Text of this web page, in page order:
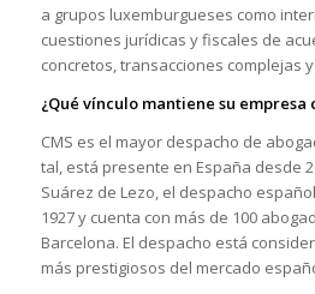
a grupos luxemburgueses como
cuestiones jurídicas y fiscales de
concretos, transacciones complejas
¿Qué vínculo mantiene su empresa
CMS es el mayor despacho de
tal, está presente en España desde
Suárez de Lezo, el despacho
1927 y cuenta con más de 100
Barcelona. El despacho está
más prestigiosos del mercado